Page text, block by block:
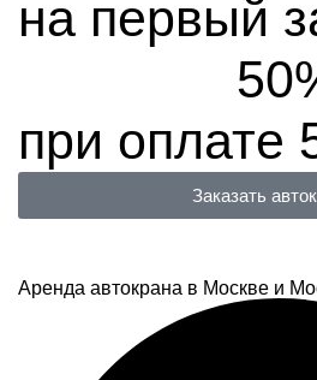
на первый
при оплате
Заказать
Аренда автокрана в Москве и